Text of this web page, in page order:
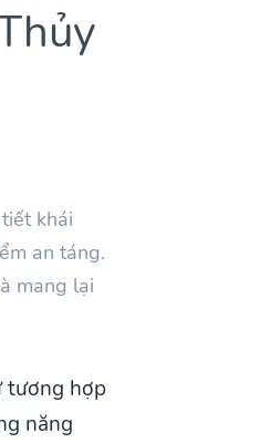
khái
an táng.
mang lại
tương hợp
năng